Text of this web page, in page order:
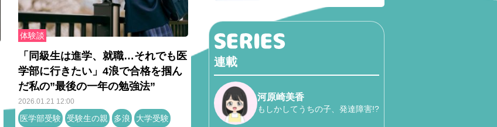
体験談
「同級生は進学、就職…それでも医
学部に行きたい」4浪で合格を掴ん
だ私の”最後の一年の勉強法”
2026.01.21 12:00
医学部受験 受験生の親 多浪 大学受験
連載
河原崎美香
もしかしてうちの子、発達障害!?